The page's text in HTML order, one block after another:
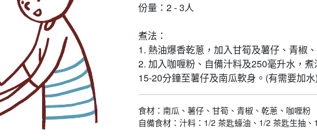
份量：2 - 3人
煮法：
1. 熱油爆香乾蔥，加入甘筍及薯仔、青椒
2. 加入咖喱粉、自備汁料及250毫升水，
15-20分鐘至薯仔及南瓜軟身。(有需要加水)
食材：南瓜、薯仔、甘筍、青椒、乾蔥、咖喱粉
自備食材：汁料：1/2 茶匙蠔油、1/2 茶匙生抽